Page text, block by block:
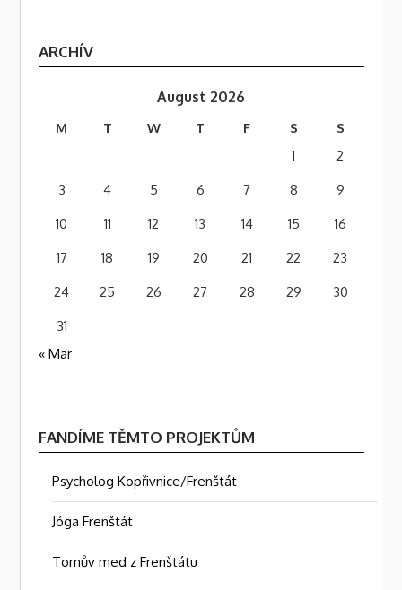
ARCHÍV
August 2026
M T W T F S
S
1
2
3
4 5 6 7 8
9
10
11 12 13 14 15
16
17
18 19 20 21 22
23
24
25 26 27 28 29
30
31
« Mar
FANDÍME TĚMTO PROJEKTŮM
Psycholog Kopřivnice/Frenštát
Jóga Frenštát
Tomův med z Frenštátu